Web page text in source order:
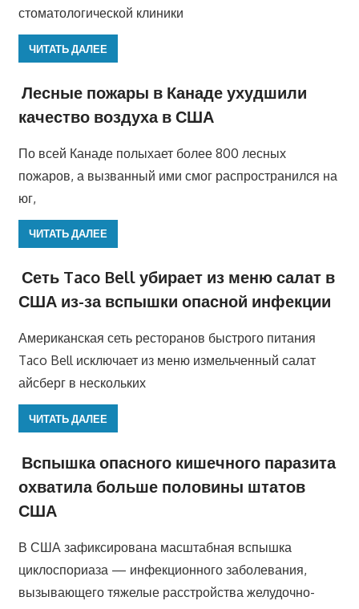
стоматологической клиники
ЧИТАТЬ ДАЛЕЕ
Лесные пожары в Канаде ухудшили
качество воздуха в США
По всей Канаде полыхает более 800 лесных
пожаров, а вызванный ими смог распространился на
юг,
ЧИТАТЬ ДАЛЕЕ
Сеть Taco Bell убирает из меню салат в
США из-за вспышки опасной инфекции
Американская сеть ресторанов быстрого питания
Taco Bell исключает из меню измельченный салат
айсберг в нескольких
ЧИТАТЬ ДАЛЕЕ
Вспышка опасного кишечного паразита
охватила больше половины штатов
США
В США зафиксирована масштабная вспышка
циклоспориаза — инфекционного заболевания,
вызывающего тяжелые расстройства желудочно-